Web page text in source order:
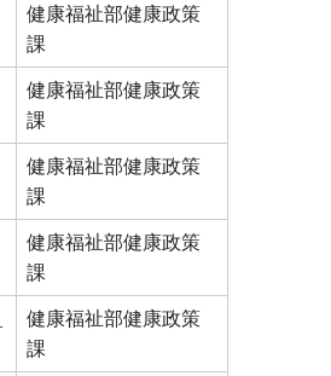
健康福祉部健康政策
課
健康福祉部健康政策
課
健康福祉部健康政策
課
健康福祉部健康政策
課
健康福祉部健康政策
課